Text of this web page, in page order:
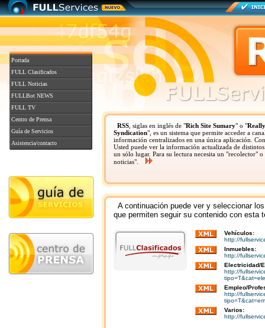
Portada
FULL Clasificados
FULL Noticias
FULLBot NEWS
FULL TV
Centro de Prensa
Guía de Servicios
Asistencia/contacto
RSS , siglas en inglés de "Rich Site Sumary" o "
Syndication", es un sistema que permite acceder a
información centralizados en una única aplicación.
Usted puede ver la información actualizada de
un sólo lugar. Para su lectura necesita un "recolector"
noticias".
A continuación puede ver y seleccionar
que permiten seguir su contenido con esta
Vehículos:
http://
Inmuebles:
http://
Electricidad/
http://
Empleo/
http://
Varios:
http://